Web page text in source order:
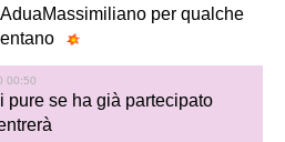
per qualche
00:50
pure se ha già partecipato